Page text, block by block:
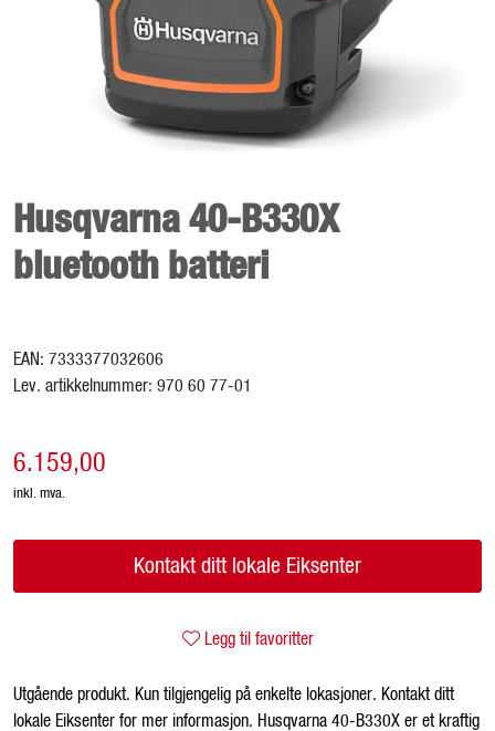
Husqvarna 40-B330X
bluetooth batteri
EAN: 7333377032606
Lev. artikkelnummer: 970 60 77-01
6.159,00
inkl. mva.
Kontakt ditt lokale Eiksenter
Legg til favoritter
Utgående produkt. Kun tilgjengelig på enkelte lokasjoner. Kontakt ditt
lokale Eiksenter for mer informasjon. Husqvarna 40-B330X er et kraftig